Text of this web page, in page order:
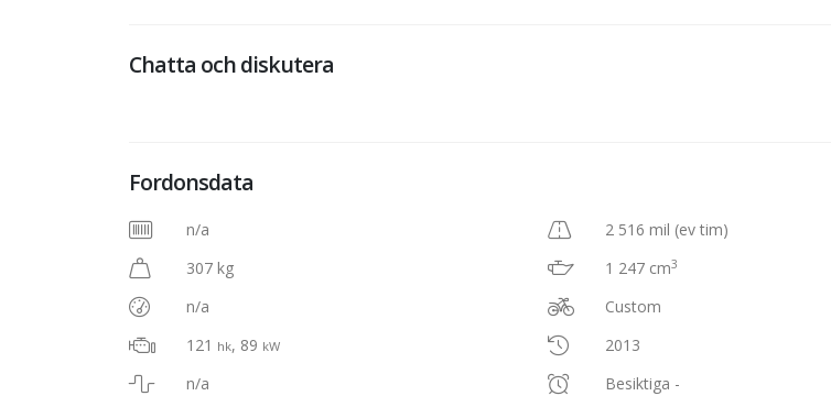
Chatta och diskutera
Fordonsdata
n/a
307 kg
n/a
121 hk, 89 kW
n/a
2 516 mil (ev tim)
1 247 cm3
Custom
2013
Besiktiga -